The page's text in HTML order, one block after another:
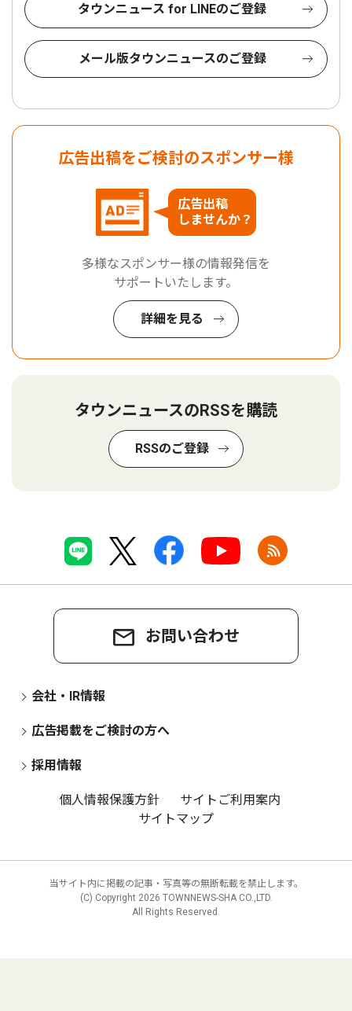
タウンニュース for LINEのご登録
メール版タウンニュースのご登録
広告出稿をご検討のスポンサー様
広告出稿
しませんか？
多様なスポンサー様の情報発信を
サポートいたします。
詳細を見る
タウンニュースのRSSを購読
RSSのご登録
お問い合わせ
会社・IR情報
広告掲載をご検討の方へ
採用情報
個人情報保護方針
サイトご利用案内
サイトマップ
当サイト内に掲載の記事・写真等の無断転載を禁止します。
(C) Copyright 2026 TOWNNEWS-SHA CO.,LTD.
All Rights Reserved.